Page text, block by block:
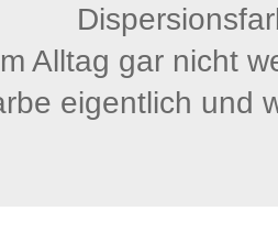
Alltag gar nicht
eigentlich und